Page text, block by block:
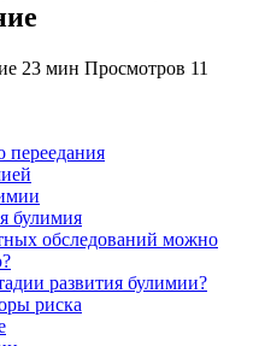
23 мин Просмотров 11
переедания
булимия
обследований можно
развития булимии?
риска